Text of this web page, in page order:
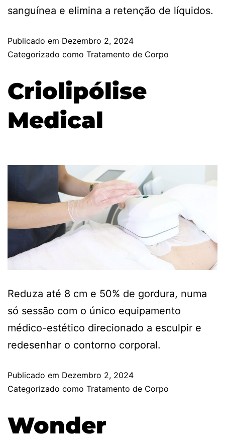
sanguínea e elimina a retenção de líquidos.
Publicado em Dezembro 2, 2024
Categorizado como Tratamento de Corpo
Criolipólise
Medical
Reduza até 8 cm e 50% de gordura, numa
só sessão com o único equipamento
médico-estético direcionado a esculpir e
redesenhar o contorno corporal.
Publicado em Dezembro 2, 2024
Categorizado como Tratamento de Corpo
Wonder